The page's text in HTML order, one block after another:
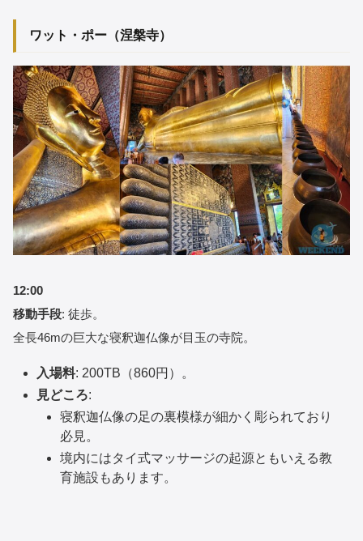
ワット・ポー（涅槃寺）
12:00
移動手段: 徒歩。
全長46mの巨大な寝釈迦仏像が目玉の寺院。
入場料: 200TB（860円）。
見どころ:
寝釈迦仏像の足の裏模様が細かく彫られており
必見。
境内にはタイ式マッサージの起源ともいえる教
育施設もあります。